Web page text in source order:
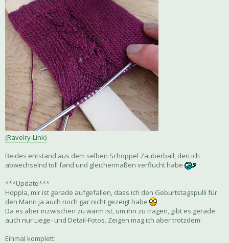
(Ravelry-Link)
Beides entstand aus dem selben Schoppel Zauberball, den ich
abwechselnd toll fand und gleichermaßen verflucht habe
***Update***
Hoppla, mir ist gerade aufgefallen, dass ich den Geburtstagspulli für
den Mann ja auch noch gar nicht gezeigt habe
Da es aber inzwischen zu warm ist, um ihn zu tragen, gibt es gerade
auch nur Liege- und Detail-Fotos. Zeigen mag ich aber trotzdem:
Einmal komplett: